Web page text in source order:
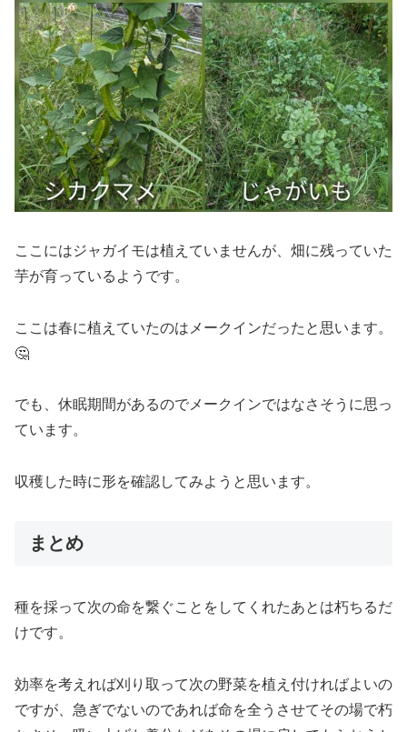
ここにはジャガイモは植えていませんが、畑に残っていた
芋が育っているようです。
ここは春に植えていたのはメークインだったと思います。
🤔
でも、休眠期間があるのでメークインではなさそうに思っ
ています。
収穫した時に形を確認してみようと思います。
まとめ
種を採って次の命を繋ぐことをしてくれたあとは朽ちるだ
けです。
効率を考えれば刈り取って次の野菜を植え付ければよいの
ですが、急ぎでないのであれば命を全うさせてその場で朽